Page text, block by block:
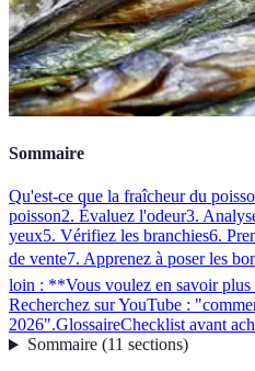
Sommaire
Qu'est-ce que la fraîcheur du
poisson2. Évaluez l'odeur3.
yeux5. Vérifiez les branchies6.
de vente7. Apprenez à poser les
loin : **Vous voulez en savoir
Recherchez sur YouTube :
2026".GlossaireChecklist avant
Sommaire(11 sections)